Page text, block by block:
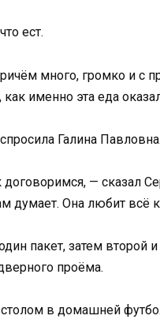
ест.
много, громко и с
именно эта еда
Галина Павловна.
договоримся, — сказал
думает. Она любит всё
пакет, затем
проёма.
в домашней